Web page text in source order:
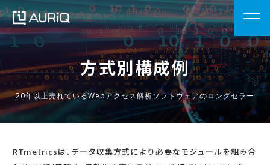
方式別構成例
20年以上売れているWebアクセス解析ソフトウェアのロングセラー
RTmetricsは、データ収集方式により必要なモジュールを組み合